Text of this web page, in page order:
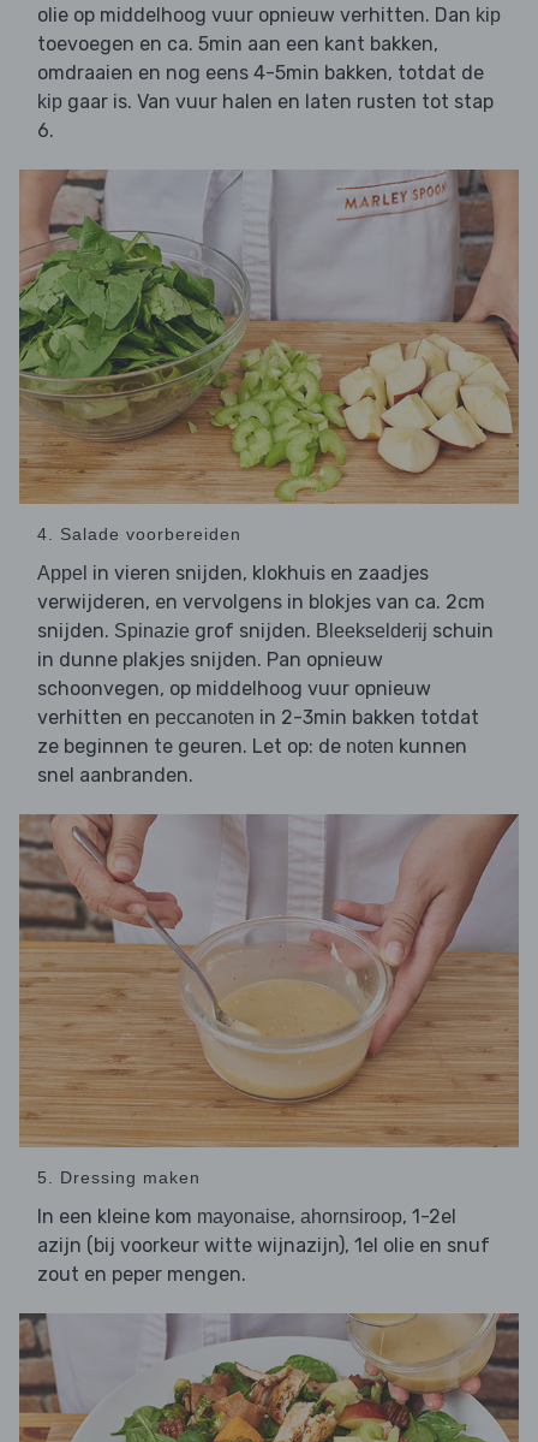
olie op middelhoog vuur opnieuw verhitten. Dan kip
toevoegen en ca. 5min aan een kant bakken,
omdraaien en nog eens 4-5min bakken, totdat de
kip gaar is. Van vuur halen en laten rusten tot stap
6.
4. Salade voorbereiden
Appel in vieren snijden, klokhuis en zaadjes
verwijderen, en vervolgens in blokjes van ca. 2cm
snijden. Spinazie grof snijden. Bleekselderij schuin
in dunne plakjes snijden. Pan opnieuw
schoonvegen, op middelhoog vuur opnieuw
verhitten en peccanoten in 2-3min bakken totdat
ze beginnen te geuren. Let op: de noten kunnen
snel aanbranden.
5. Dressing maken
In een kleine kom mayonaise, ahornsiroop, 1-2el
azijn (bij voorkeur witte wijnazijn), 1el olie en snuf
zout en peper mengen.